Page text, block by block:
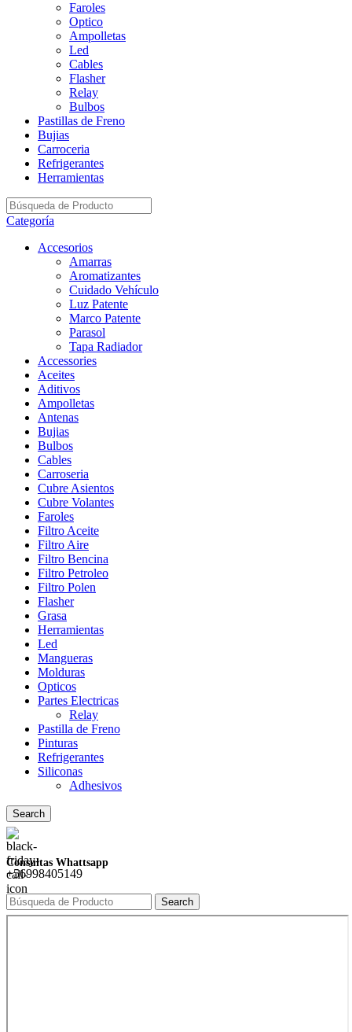
Faroles
Optico
Ampolletas
Led
Cables
Flasher
Relay
Bulbos
Pastillas de Freno
Bujias
Carroceria
Refrigerantes
Herramientas
Categoría
Accesorios
Amarras
Aromatizantes
Cuidado Vehículo
Luz Patente
Marco Patente
Parasol
Tapa Radiador
Accessories
Aceites
Aditivos
Ampolletas
Antenas
Bujias
Bulbos
Cables
Carroseria
Cubre Asientos
Cubre Volantes
Faroles
Filtro Aceite
Filtro Aire
Filtro Bencina
Filtro Petroleo
Filtro Polen
Flasher
Grasa
Herramientas
Led
Mangueras
Molduras
Opticos
Partes Electricas
Relay
Pastilla de Freno
Pinturas
Refrigerantes
Siliconas
Adhesivos
Search
Consultas Whattsapp
+56998405149
Search